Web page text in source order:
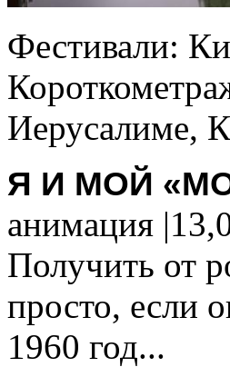
Фестивали:
Иерусалиме,
Я И МОЙ
анимация
Получить от
просто, если
1960 год...